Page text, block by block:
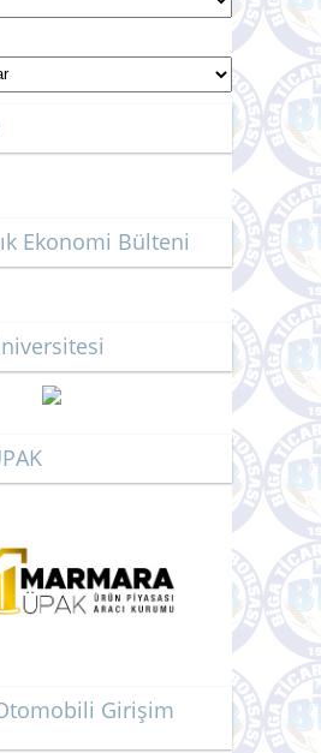
Ekonomi Bülteni
Girişim